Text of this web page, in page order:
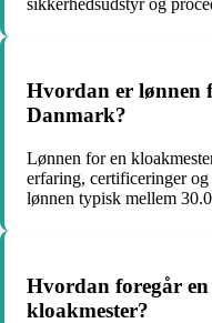
Hvordan er lønnen
Danmark?
Lønnen for en
erfaring, certificeringer
lønnen typisk mellem
Hvordan foregår
kloakmester?